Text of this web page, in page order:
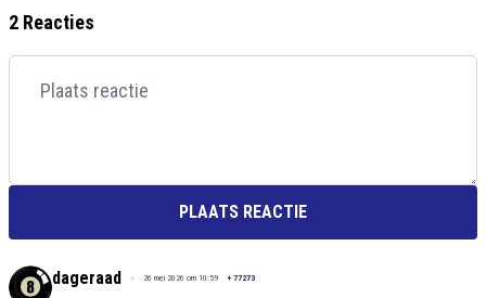
2 Reacties
PLAATS REACTIE
dageraad 26 mei 2026 om 10:59 + 77273